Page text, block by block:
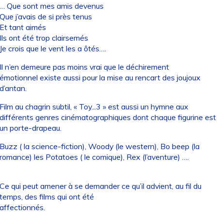
Que sont mes amis devenus
j’avais de si près tenus
tant aimés
ont été trop clairsemés
crois que le vent les a ôtés….
n’en demeure pas moins vrai que le déchirement
existe aussi pour la mise au rencart des joujoux
au chagrin subtil, « Toy...3 » est aussi un hymne aux
genres cinématographiques dont chaque figurine est
porte-drapeau.
( la science-fiction), Woody (le western), Bo beep (la
les Potatoes ( le comique), Rex (l’aventure) ….
qui peut amener à se demander ce qu’il advient, au fil du
des films qui ont été